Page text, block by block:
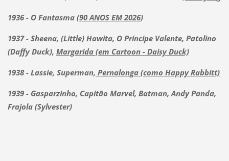
1936 - O Fantasma (90 ANOS EM 2026)
1937 - Sheena, (Little) Hawita, O Príncipe Valente, Patolino
(Daffy Duck), Margarida (em Cartoon - Daisy Duck)
1938 - Lassie, Superman, Pernalonga (como Happy Rabbitt)
1939 - Gasparzinho, Capitão Marvel, Batman, Andy Panda,
Frajola (Sylvester)